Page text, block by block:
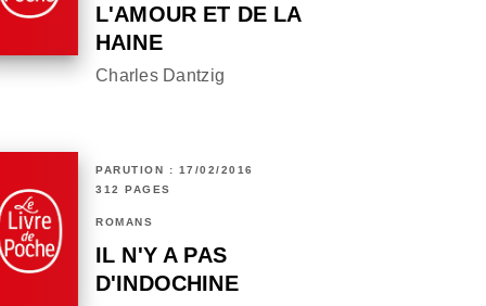
L'AMOUR ET DE LA
HAINE
Charles Dantzig
PARUTION : 17/02/2016
312 PAGES
ROMANS
IL N'Y A PAS
D'INDOCHINE